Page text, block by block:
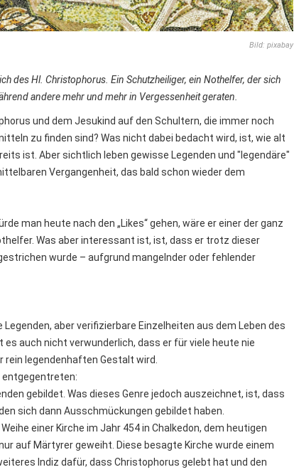
Bild: pixabay
des Hl. Christophorus. Ein Schutzheiliger, ein Nothelfer, der sich
andere mehr und mehr in Vergessenheit geraten.
und dem Jesukind auf den Schultern, die immer noch
zu finden sind? Was nicht dabei bedacht wird, ist, wie alt
ist. Aber sichtlich leben gewisse Legenden und "legendäre"
Vergangenheit, das bald schon wieder dem
man heute nach den „Likes“ gehen, wäre er einer der ganz
Was aber interessant ist, ist, dass er trotz dieser
wurde – aufgrund mangelnder oder fehlender
aber verifizierbare Einzelheiten aus dem Leben des
auch nicht verwunderlich, dass er für viele heute nie
legendenhaften Gestalt wird.
entgegentreten:
gebildet. Was dieses Genre jedoch auszeichnet, ist, dass
sich dann Ausschmückungen gebildet haben.
einer Kirche im Jahr 454 in Chalkedon, dem heutigen
auf Märtyrer geweiht. Diese besagte Kirche wurde einem
Indiz dafür, dass Christophorus gelebt hat und den